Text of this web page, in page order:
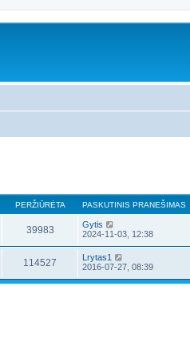
PERŽIŪRĖTA PASKUTINIS PRANEŠIMAS
39983
Gytis
2024-11-03, 12:38
114527
Lrytas1
2016-07-27, 08:39